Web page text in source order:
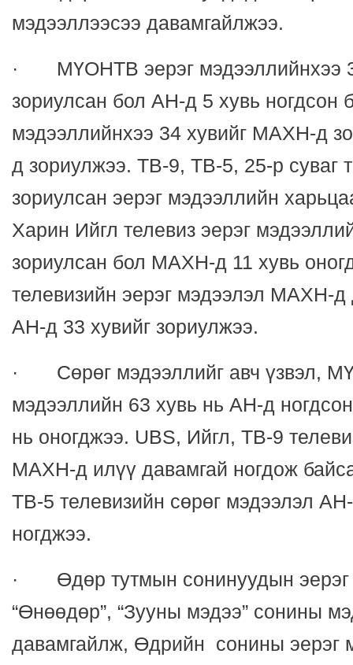
мэдээллээсээ давамгайлжээ.
· МҮОНТВ эерэг мэдээллийнхээ
зориулсан бол АН-д 5 хувь
мэдээллийнхээ 34 хувийг МАХН-д
д зориулжээ. ТВ-9, ТВ-5, 25-р суваг
зориулсан эерэг мэдээллийн
Харин Ийгл телевиз эерэг
зориулсан бол МАХН-д 11 хувь
телевизийн эерэг мэдээлэл МАХН-д
АН-д 33 хувийг зориулжээ.
· Сөрөг мэдээллийг авч үзвэл,
мэдээллийн 63 хувь нь АН-д
нь оногджээ. UBS, Ийгл, ТВ-9
МАХН-д илүү давамгай ногдож
ТВ-5 телевизийн сөрөг мэдээлэл
ногджээ.
· Өдөр тутмын сонинуудын эерэг
“Өнөөдөр”, “Зууны мэдээ” сонины
давамгайлж, Өдрийн сонины эерэг